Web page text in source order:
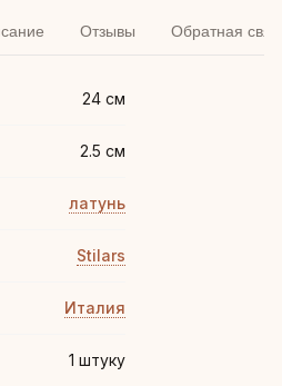
Отзывы Обратная
24 см
2.5 см
латунь
Stilars
Италия
1 штуку